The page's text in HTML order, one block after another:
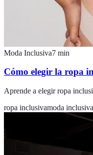
Moda Inclusiva7 min
Cómo elegir la ropa
Aprende a elegir ropa
ropa inclusivamoda inclusiva